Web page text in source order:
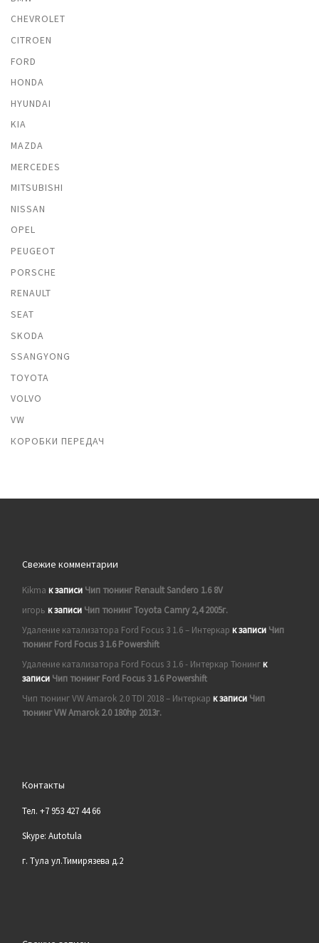
CHEVROLET
CITROEN
FORD
HONDA
HYUNDAI
KIA
MAZDA
MERCEDES
MITSUBISHI
NISSAN
OPEL
PEUGEOT
PORSCHE
RENAULT
SEAT
SKODA
SSANGYONG
TOYOTA
VOLVO
VW
КОРОБКИ ПЕРЕДАЧ
Свежие комментарии
Kikma к записи Чип тюнинг Renault Sandero 1.6 8V
игорь к записи Чип тюнинг Toyota Camry 2,4 2005г.
Удаление катализатора Ford Focus 3 1.6 – Интеркар к записи Чип
тюнинг Ford Focus 3 1.6 Powershift
Удаление катализатора Ford Focus 3 1.6 - Интеркар Тюнингк
записи Чип тюнинг Ford Focus 3 1.6 Powershift
Чип тюнинг VW Amarok 2.0 TDI 2018 – Интеркар к записи Чип
тюнинг VW Amarok 2.0 180hp 2013г.
Контакты
Тел. +7 953 427 44 66
Skype: Autotula
г. Тула ул.Тимирязева д.2